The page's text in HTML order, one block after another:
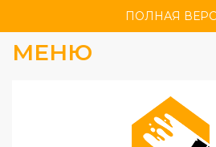
ПОЛНАЯ
МЕНЮ